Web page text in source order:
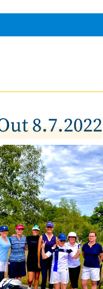
8.7.2022